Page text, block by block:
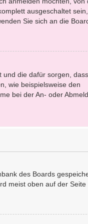
ausgeschaltet
Sie sich an die
und die dafür sorgen,
wie beispielsweise den
bei der An- oder
des Boards
meist oben auf der Seite